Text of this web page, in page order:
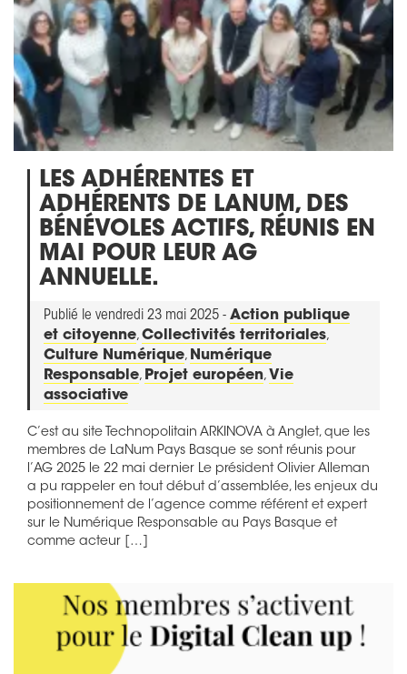
LES ADHÉRENTES ET
ADHÉRENTS DE LANUM, DES
BÉNÉVOLES ACTIFS, RÉUNIS EN
MAI POUR LEUR AG
ANNUELLE.
Publié le vendredi 23 mai 2025 - Action publique
et citoyenne,Collectivités territoriales,
Culture Numérique, Numérique
Responsable, Projet européen, Vie
associative
C’est au site Technopolitain ARKINOVA à Anglet, que les
membres de LaNum Pays Basque se sont réunis pour
l’AG 2025 le 22 mai dernier Le président Olivier Alleman
a pu rappeler en tout début d’assemblée, les enjeux du
positionnement de l’agence comme référent et expert
sur le Numérique Responsable au Pays Basque et
comme acteur […]